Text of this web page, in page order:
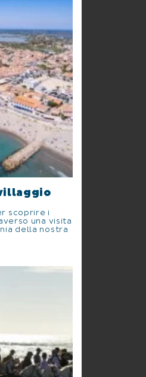
scoprire i
una visita
della nostra